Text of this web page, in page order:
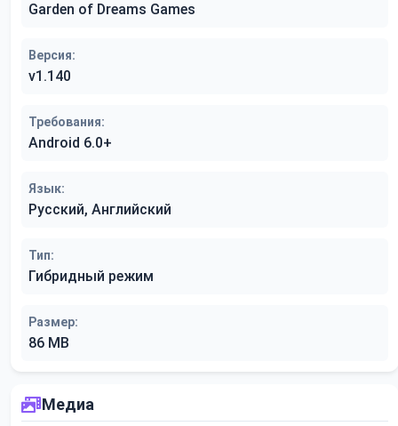
Garden of Dreams Games
Версия:
v1.140
Требования:
Android 6.0+
Язык:
Русский, Английский
Тип:
Гибридный режим
Размер:
86 MB
Медиа